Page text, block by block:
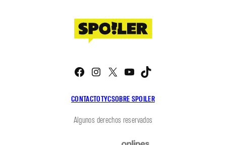
CONTACTOTYCSOBRE SPOILER
Facebook
Instagram
X YouTube
Algunos derechos reservados